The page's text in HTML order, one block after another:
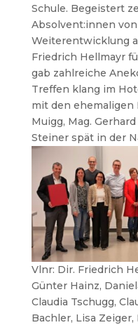
Schule. Begeistert
Absolvent:innen
Weiterentwicklung
Friedrich Hellmayr
gab zahlreiche
Treffen klang im
mit den ehemaligen
Muigg, Mag.
Steiner spät in der
Vlnr: Dir. Friedrich
Günter Hainz,
Claudia Tschugg,
Bachler, Lisa